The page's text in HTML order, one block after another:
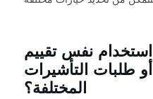
نفس تقييم
أو طلبات التأشيرات
المختلفة؟